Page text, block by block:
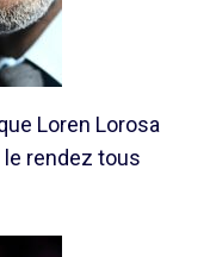
Loren Lorosa
le rendez tous